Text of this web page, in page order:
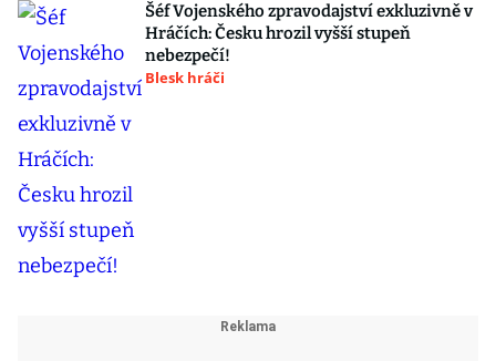
Šéf Vojenského zpravodajství exkluzivně v
Hráčích: Česku hrozil vyšší stupeň
nebezpečí!
Blesk hráči